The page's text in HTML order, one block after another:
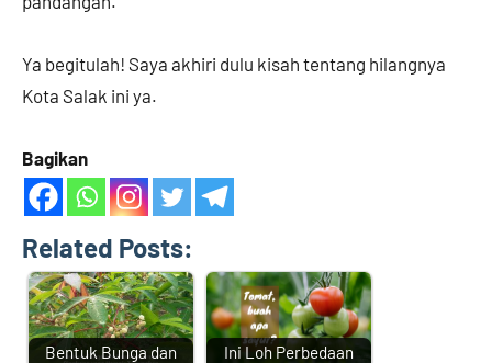
Ya begitulah! Saya akhiri dulu kisah tentang hilangnya
Kota Salak ini ya.
Bagikan
Related Posts:
Bentuk Bunga dan
Ini Loh Perbedaan